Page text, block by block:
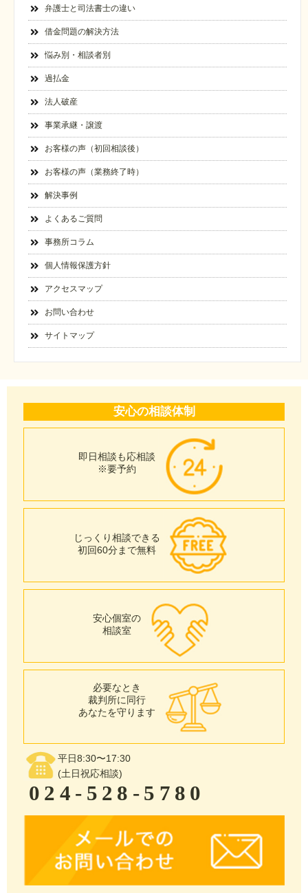
弁護士と司法書士の違い
借金問題の解決方法
悩み別・相談者別
過払金
法人破産
事業承継・譲渡
お客様の声（初回相談後）
お客様の声（業務終了時）
解決事例
よくあるご質問
事務所コラム
個人情報保護方針
アクセスマップ
お問い合わせ
サイトマップ
安心の相談体制
即日相談も応相談
※要予約
じっくり相談できる
初回60分まで無料
安心個室の
相談室
必要なとき
裁判所に同行
あなたを守ります
平日8:30〜17:30
(土日祝応相談)
024-528-5780